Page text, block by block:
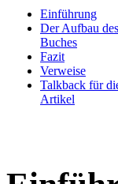
Einführung
Der Aufbau des
Buches
Fazit
Verweise
Talkback für
Artikel